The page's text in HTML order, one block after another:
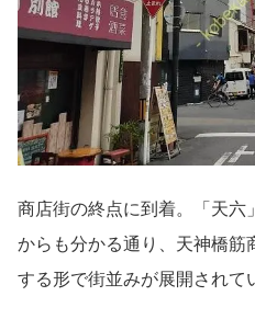
商店街の終点に到着。「天六
からも分かる通り、天神橋筋
する形で街並みが展開されて